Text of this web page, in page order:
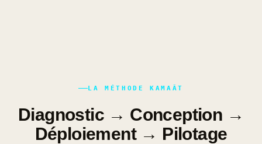
LA MÉTHODE KAMAÂT
Diagnostic → Conception →
Déploiement → Pilotage